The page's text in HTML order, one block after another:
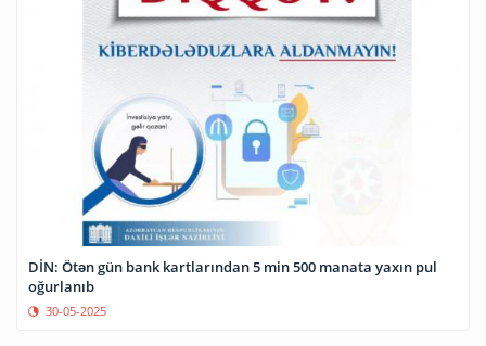
DİN: Ötən gün bank kartlarından 5 min 500 manata yaxın pul
oğurlanıb
30-05-2025